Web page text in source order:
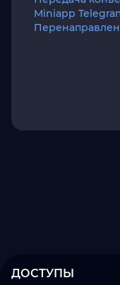
Miniapp
ДОСТУПЫ